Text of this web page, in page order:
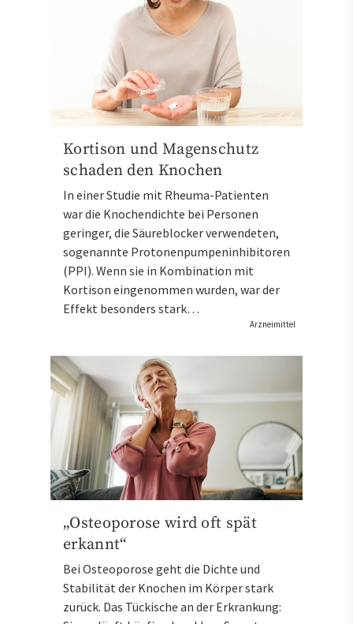
Kortison und Magenschutz
schaden den Knochen
In einer Studie mit Rheuma-Patienten
war die Knochendichte bei Personen
geringer, die Säureblocker verwendeten,
sogenannte Protonenpumpeninhibitoren
(PPI). Wenn sie in Kombination mit
Kortison eingenommen wurden, war der
Effekt besonders stark…
Arzneimittel
„Osteoporose wird oft spät
erkannt“
Bei Osteoporose geht die Dichte und
Stabilität der Knochen im Körper stark
zurück. Das Tückische an der Erkrankung: